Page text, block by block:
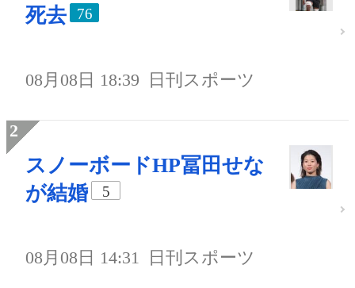
死去
76
08月08日 18:39 日刊スポーツ
スノーボードHP冨田せな
が結婚
5
08月08日 14:31 日刊スポーツ